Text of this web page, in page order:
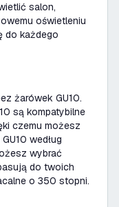
salon,
oświetleniu
do każdego
żarówek GU10.
są kompatybilne
czemu możesz
według
wybrać
do twoich
o 350 stopni.